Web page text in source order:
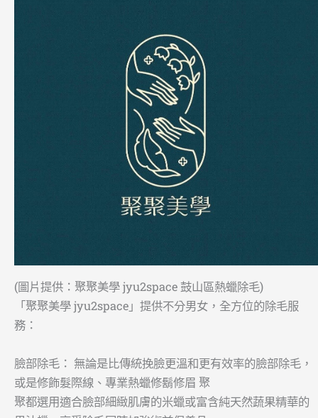
(圖片提供：聚聚美學 jyu2space 鼓山區熱蠟除毛)
「聚聚美學 jyu2space」提供不分男女，全方位的除毛服
務：
臉部除毛： 無論是比傳統挽臉更溫和更有效率的臉部除毛，
或是修飾髮際線、專業熱蠟修鬍修眉 聚
聚都選用適合臉部細緻肌膚的米蠟或富含純天然蔬果精華的